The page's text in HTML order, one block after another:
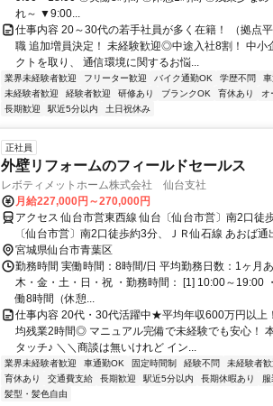
れ～ ▼9:00...
仕事内容 20～30代の若手社員が多く在籍！ （拠点
職 追加増員決定！ 未経験歓迎◎中途入社8割！ 中小
クトを取り、 通信環境に関するお悩...
業界未経験者歓迎 フリーター歓迎 バイク通勤OK 学歴不問
未経験者歓迎
経験者歓迎 研修あり ブランクOK 育休あり オ
長期歓迎
駅近5分以内 土日祝休み
正社員
外壁リフォームのフィールドセールス
レボティメットホーム株式会社 仙台支社
月給227,000円～270,000円
アクセス 仙台市営東西線 仙台〔仙台市営〕南2口徒
〔仙台市営〕南2口徒歩約3分、ＪＲ仙石線 あおば
から徒歩3分
宮城県仙台市青葉区
勤務時間 実働時間：8時間/日 平均勤務日数：1ヶ月
木・金・土・日・祝 ・勤務時間： [1] 10:00～19:00
働8時間（休憩...
仕事内容 20代・30代活躍中★平均年収600万円以上
均残業2時間◎ マニュアル完備で未経験でも安心！
タッチ♪ ＼＼商談は無いけれど イン...
業界未経験者歓迎 車通勤OK 固定時間制 経験不問 未経験者歓
育休あり
交通費支給 長期歓迎 駅近5分以内 長期休暇あり 服
髪型・髪色自由